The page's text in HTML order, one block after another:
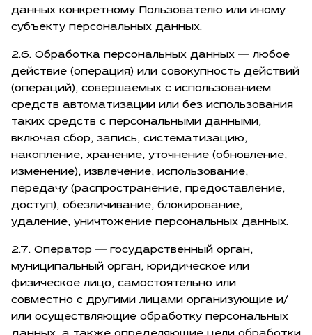
данных конкретному Пользователю или иному
субъекту персональных данных.
2.6. Обработка персональных данных — любое
действие (операция) или совокупность действий
(операций), совершаемых с использованием
средств автоматизации или без использования
таких средств с персональными данными,
включая сбор, запись, систематизацию,
накопление, хранение, уточнение (обновление,
изменение), извлечение, использование,
передачу (распространение, предоставление,
доступ), обезличивание, блокирование,
удаление, уничтожение персональных данных.
2.7. Оператор — государственный орган,
муниципальный орган, юридическое или
физическое лицо, самостоятельно или
совместно с другими лицами организующие и/
или осуществляющие обработку персональных